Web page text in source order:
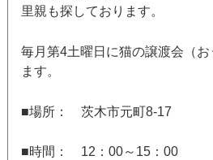
里親も探しております。
毎月第4土曜日に猫の譲渡会（
ます。
■場所： 茨木市元町8-17
■時間： 12：00～15：00